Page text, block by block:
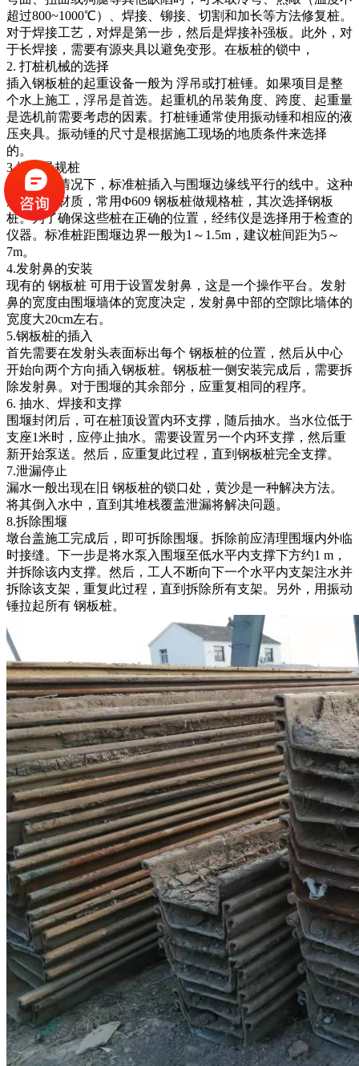
超过800~1000℃）、焊接、铆接、切割和加长等方法修复桩。
对于焊接工艺，对焊是第一步，然后是焊接补强板。此外，对
于长焊接，需要有源夹具以避免变形。在板桩的锁中，
2. 打桩机械的选择
插入钢板桩的起重设备一般为 浮吊或打桩锤。如果项目是整
个水上施工，浮吊是首选。起重机的吊装角度、跨度、起重量
是选机前需要考虑的因素。打桩锤通常使用振动锤和相应的液
压夹具。振动锤的尺寸是根据施工现场的地质条件来选择
的。
3.插入量规桩
在大多数情况下，标准桩插入与围堰边缘线平行的线中。这种
规格桩的材质，常用Φ609 钢板桩做规格桩，其次选择钢板
桩。为了确保这些桩在正确的位置，经纬仪是选择用于检查的
仪器。标准桩距围堰边界一般为1～1.5m，建议桩间距为5～
7m。
4.发射鼻的安装
现有的 钢板桩 可用于设置发射鼻，这是一个操作平台。发射
鼻的宽度由围堰墙体的宽度决定，发射鼻中部的空隙比墙体的
宽度大20cm左右。
5.钢板桩的插入
首先需要在发射头表面标出每个 钢板桩的位置，然后从中心
开始向两个方向插入钢板桩。钢板桩一侧安装完成后，需要拆
除发射鼻。对于围堰的其余部分，应重复相同的程序。
6. 抽水、焊接和支撑
围堰封闭后，可在桩顶设置内环支撑，随后抽水。当水位低于
支座1米时，应停止抽水。需要设置另一个内环支撑，然后重
新开始泵送。然后，应重复此过程，直到钢板桩完全支撑。
7.泄漏停止
漏水一般出现在旧 钢板桩的锁口处，黄沙是一种解决方法。
将其倒入水中，直到其堆栈覆盖泄漏将解决问题。
8.拆除围堰
墩台盖施工完成后，即可拆除围堰。拆除前应清理围堰内外临
时接缝。下一步是将水泵入围堰至低水平内支撑下方约1 m，
并拆除该内支撑。然后，工人不断向下一个水平内支架注水并
拆除该支架，重复此过程，直到拆除所有支架。另外，用振动
锤拉起所有 钢板桩。